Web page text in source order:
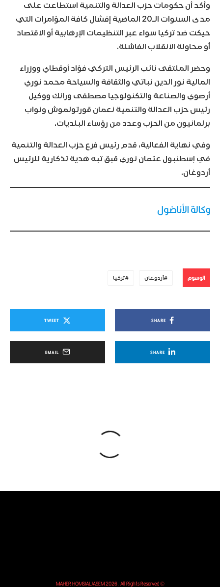
وأكد أن حكومات حزب العدالة والتنمية استطاعت على
مدى السنوات الـ20 الماضية إفشال كافة المؤامرات التي
حيكت ضد تركيا سواء عبر التنظيمات الإرهابية أو الاقتصاد
أو محاولة الانقلاب الفاشلة.
وحضر الملتقى نائب الرئيس التركي فؤاد أوقطاي ووزراء
المالية نور الدين نباتي والثقافة والسياحة محمد نوري
أرصوي والصناعة والتكنولوجيا مصطفى ورانك ووكيل
رئيس حزب العدالة والتنمية نعمان قورتولموش ونواب
برلمانيون من الحزب وعدد من رؤساء البلديات.
وفي نهاية الفعالية، قدم رئيس فرع حزب العدالة والتنمية
في إسطنبول عثمان نوري قبق تبه هدية تذكارية للرئيس
أردوغان.
وكالة الأناضول
الوسوم أردوغان تركيا
SHARE
TWEET
SHARE
EMAIL
© MAHER HOMSIALJASEM 2026. All Rights Reserved